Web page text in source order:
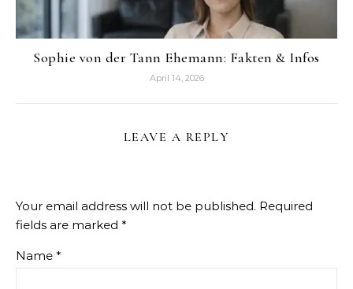
Sophie von der Tann Ehemann: Fakten & Infos
April 14, 2026
LEAVE A REPLY
Your email address will not be published. Required
fields are marked *
Name *